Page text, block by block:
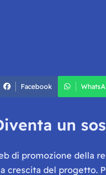
Facebook
un
di promozione della
del progetto.